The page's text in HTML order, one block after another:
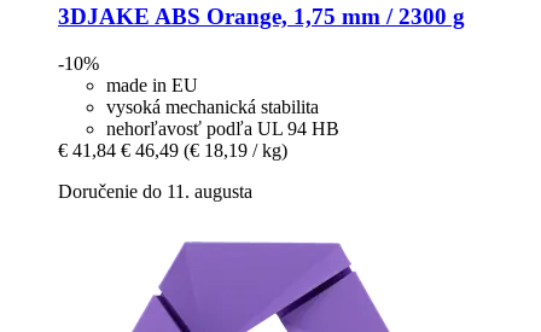
3DJAKE ABS Orange, 1,75 mm / 2300 g
-10%
made in EU
vysoká mechanická stabilita
nehorľavosť podľa UL 94 HB
€ 41,84 € 46,49 (€ 18,19 / kg)
Doručenie do 11. augusta